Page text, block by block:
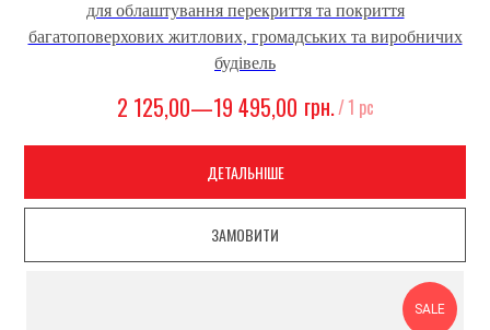
для облаштування перекриття та покриття
багатоповерхових житлових, громадських та виробничих
будівель
2 125,00—19 495,00 грн./1 pc
ДЕТАЛЬНІШЕ
ЗАМОВИТИ
SALE